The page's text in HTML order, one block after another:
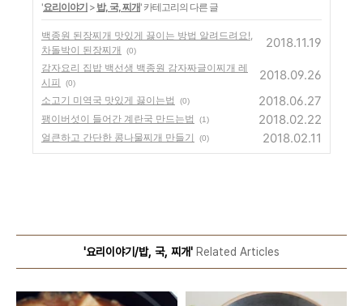
'요리이야기 > 밥, 국, 찌개' 카테고리의 다른 글
백종원 된장찌개 맛있게 끓이는 방법 알려드려요!,
차돌박이 된장찌개
(0)
2018.11.19
감자요리 집밥 백선생 백종원 감자짜글이찌개 레
시피
(0)
2018.09.26
소고기 미역국 맛있게 끓이는법 (0) 2018.06.27
팽이버섯이 들어간 계란국 만드는법 (1) 2018.02.22
얼큰하고 간단한 콩나물찌개 만들기 (0) 2018.02.11
'요리이야기/밥, 국, 찌개' Related Articles